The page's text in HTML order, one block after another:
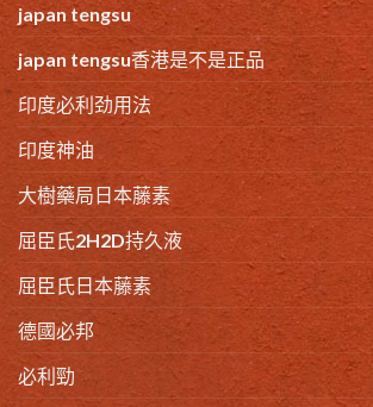
japan tengsu
japan tengsu香港是不是正品
印度必利劲用法
印度神油
大樹藥局日本藤素
屈臣氏2H2D持久液
屈臣氏日本藤素
德國必邦
必利勁